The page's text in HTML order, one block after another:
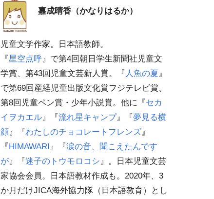
嘉成晴香（かなりはるか）
児童文学作家。日本語教師。
『星空点呼』で第4回朝日学生新聞社児童文
学賞、第43回児童文芸新人賞。『 人魚の夏』
で第69回産経児童出版文化賞フジテレビ賞、
第8回児童ペン賞・少年小説賞。他に『セカ
イヲカエル』『流れ星キャンプ』『夢見る横
顔』『わたしのチョコレートフレンズ』
『HIMAWARI』『涙の音、聞こえたんです
が』『迷子のトウモロコシ』。日本児童文芸
家協会会員。日本語教材作成も。2020年、3
か月だけJICA海外協力隊（日本語教育）とし